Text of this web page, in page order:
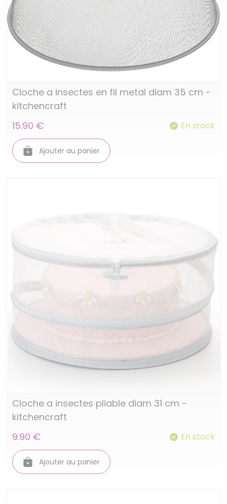
Cloche a insectes en fil metal diam 35 cm -
kitchencraft
15.90 €
En stock
Ajouter au panier
Cloche a insectes pliable diam 31 cm -
kitchencraft
9.90 €
En stock
Ajouter au panier